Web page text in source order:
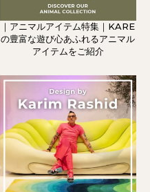
｜アニマルアイテム特集｜KARE
の豊富な遊び心あふれるアニマル
アイテムをご紹介